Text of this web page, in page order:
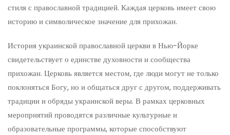
стиля с православной традицией. Каждая церковь имеет свою
историю и символическое значение для прихожан.
История украинской православной церкви в Нью-Йорке
свидетельствует о единстве духовности и сообщества
прихожан. Церковь является местом, где люди могут не только
поклоняться Богу, но и общаться друг с другом, поддерживать
традиции и обряды украинской веры. В рамках церковных
мероприятий проводятся различные культурные и
образовательные программы, которые способствуют